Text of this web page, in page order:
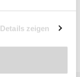
Details zeigen